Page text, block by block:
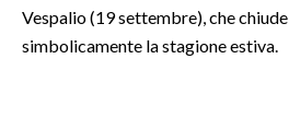
Vespalio (19 settembre), che chiude
simbolicamente la stagione estiva.